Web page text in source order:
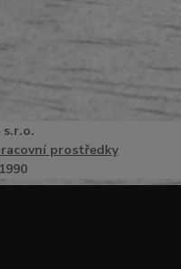
s.r.o.
prostředky